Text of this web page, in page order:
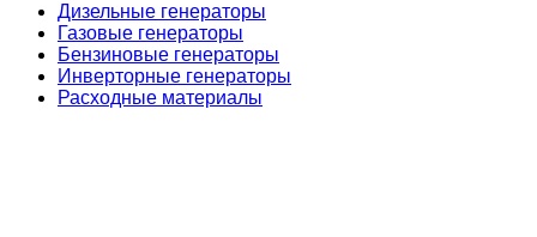
Дизельные генераторы
Газовые генераторы
Бензиновые генераторы
Инверторные генераторы
Расходные материалы